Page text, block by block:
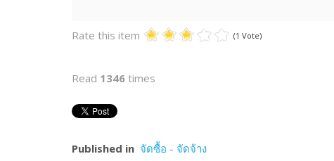
Rate this item (1 Vote)
Read 1346 times
Published in จัดซื้อ - จัดจ้าง